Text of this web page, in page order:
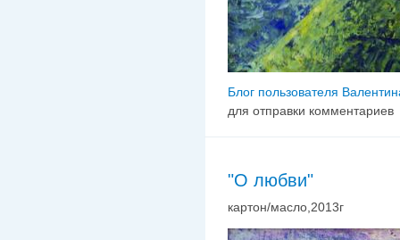
Блог пользователя
для отправки комментариев
"О любви"
картон/масло,2013г